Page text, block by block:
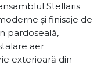
Stellaris
și finisaje de
pardoseală,
aer
exterioară din